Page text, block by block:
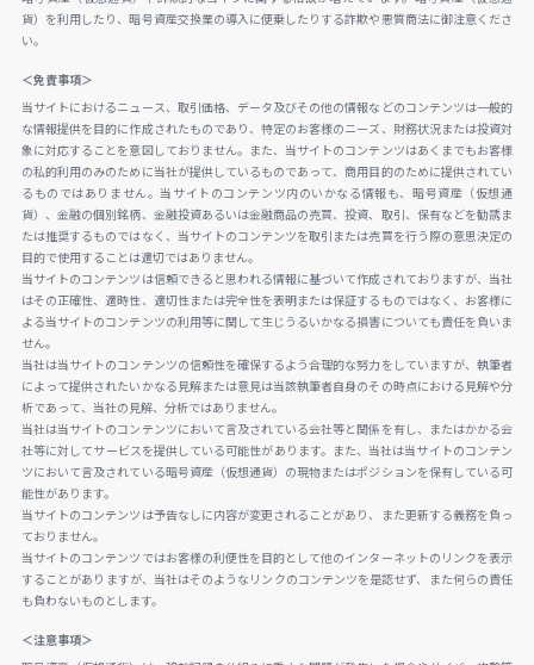
貨）を利用したり、暗号資産交換業の導入に便乗したりする詐欺や悪質商法に御注意くださ
い。
＜免責事項＞
当サイトにおけるニュース、取引価格、データ及びその他の情報などのコンテンツは一般的
な情報提供を目的に作成されたものであり、特定のお客様のニーズ、財務状況または投資対
象に対応することを意図しておりません。また、当サイトのコンテンツはあくまでもお客様
の私的利用のみのために当社が提供しているものであって、商用目的のために提供されてい
るものではありません。当サイトのコンテンツ内のいかなる情報も、暗号資産（仮想通
貨）、金融の個別銘柄、金融投資あるいは金融商品の売買、投資、取引、保有などを勧誘ま
たは推奨するものではなく、当サイトのコンテンツを取引または売買を行う際の意思決定の
目的で使用することは適切ではありません。
当サイトのコンテンツは信頼できると思われる情報に基づいて作成されておりますが、当社
はその正確性、適時性、適切性または完全性を表明または保証するものではなく、お客様に
よる当サイトのコンテンツの利用等に関して生じうるいかなる損害についても責任を負いま
せん。
当社は当サイトのコンテンツの信頼性を確保するよう合理的な努力をしていますが、執筆者
によって提供されたいかなる見解または意見は当該執筆者自身のその時点における見解や分
析であって、当社の見解、分析ではありません。
当社は当サイトのコンテンツにおいて言及されている会社等と関係を有し、またはかかる会
社等に対してサービスを提供している可能性があります。また、当社は当サイトのコンテン
ツにおいて言及されている暗号資産（仮想通貨）の現物またはポジションを保有している可
能性があります。
当サイトのコンテンツは予告なしに内容が変更されることがあり、また更新する義務を負っ
ておりません。
当サイトのコンテンツではお客様の利便性を目的として他のインターネットのリンクを表示
することがありますが、当社はそのようなリンクのコンテンツを是認せず、また何らの責任
も負わないものとします。
＜注意事項＞